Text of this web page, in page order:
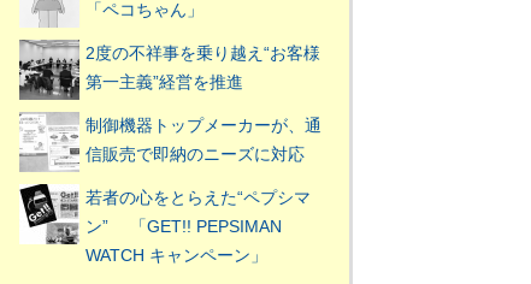
「ペコちゃん」
2度の不祥事を乗り越え“お客様
第一主義”経営を推進
制御機器トップメーカーが、通
信販売で即納のニーズに対応
若者の心をとらえた“ペプシマ
ン” 「GET!! PEPSIMAN
WATCH キャンペーン」